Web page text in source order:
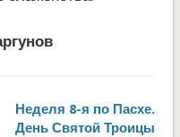
Неделя 8-я по Пасхе.
День Святой Троицы